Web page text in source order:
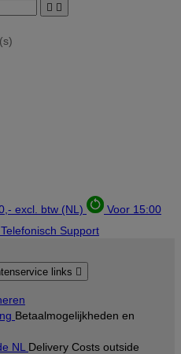
 
excl. btw (NL)
Voor 15:00
Telefonisch Support
links 
Betaalmogelijkheden en
NL Delivery Costs outside